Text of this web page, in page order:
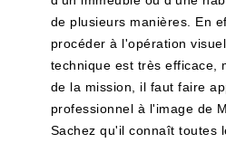
de plusieurs manières. En
procéder à l'opération
technique est très efficace,
de la mission, il faut faire
professionnel à l'image de
Sachez qu'il connaît toutes